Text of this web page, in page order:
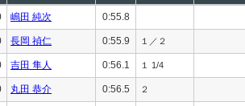
嶋田 純次 0:55.8
長岡 禎仁 0:55.9 １／２
吉田 隼人 0:56.1 １ 1/4
丸田 恭介 0:56.5 ２